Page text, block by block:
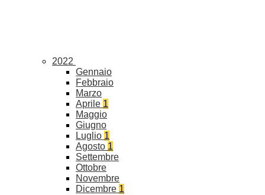
2022
Gennaio
Febbraio
Marzo
Aprile 1
Maggio
Giugno
Luglio 1
Agosto 1
Settembre
Ottobre
Novembre
Dicembre 1